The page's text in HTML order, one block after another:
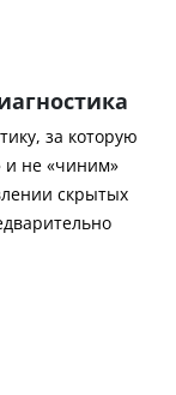
за которую
и не «чиним»
скрытых